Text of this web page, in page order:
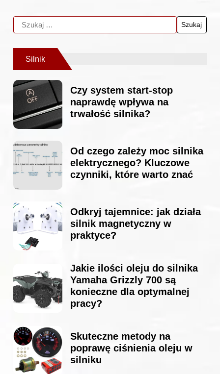
Silnik
Czy system start-stop
naprawdę wpływa na
trwałość silnika?
Od czego zależy moc silnika
elektrycznego? Kluczowe
czynniki, które warto znać
Odkryj tajemnice: jak działa
silnik magnetyczny w
praktyce?
Jakie ilości oleju do silnika
Yamaha Grizzly 700 są
konieczne dla optymalnej
pracy?
Skuteczne metody na
poprawę ciśnienia oleju w
silniku